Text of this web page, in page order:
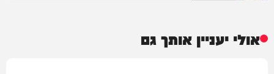
אולי יעניין אותך גם